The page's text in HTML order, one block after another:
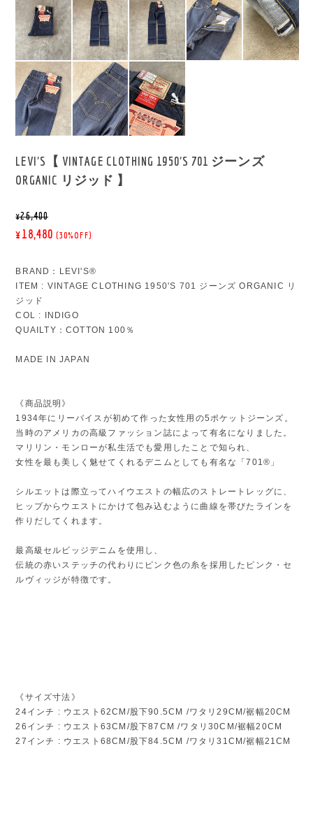
LEVI'S【 VINTAGE CLOTHING 1950'S 701 ジーンズ
ORGANIC リジッド 】
¥26,400
¥18,480 (30%OFF)
BRAND：LEVI'S®
ITEM : VINTAGE CLOTHING 1950'S 701 ジーンズ ORGANIC リ
ジッド
COL : INDIGO
QUAILTY：COTTON 100％
MADE IN JAPAN
《商品説明》
1934年にリーバイスが初めて作った女性用の5ポケットジーンズ。
当時のアメリカの高級ファッション誌によって有名になりました。
マリリン・モンローが私生活でも愛用したことで知られ、
女性を最も美しく魅せてくれるデニムとしても有名な「701®」
シルエットは際立ってハイウエストの幅広のストレートレッグに、
ヒップからウエストにかけて包み込むように曲線を帯びたラインを
作りだしてくれます。
最高級セルビッジデニムを使用し、
伝統の赤いステッチの代わりにピンク色の糸を採用したピンク・セ
ルヴィッジが特徴です。
《サイズ寸法》
24インチ : ウエスト62CM/股下90.5CM /ワタリ29CM/裾幅20CM
26インチ : ウエスト63CM/股下87CM /ワタリ30CM/裾幅20CM
27インチ : ウエスト68CM/股下84.5CM /ワタリ31CM/裾幅21CM